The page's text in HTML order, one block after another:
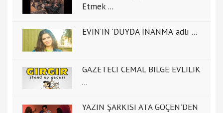
Etmek ...
EVİN’İN ‘DUYDA İNANMA’ adlı ...
GAZETECİ CEMAL BİLGE EVLİLİK
...
YAZIN ŞARKISI ATA GÖÇEN'DEN